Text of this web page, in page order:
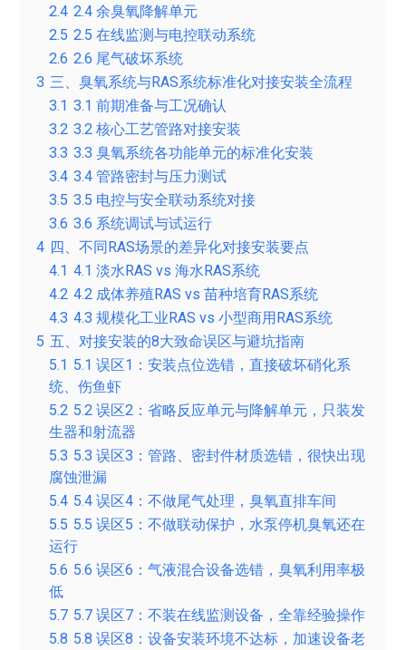
2.4 2.4 余臭氧降解单元
2.5 2.5 在线监测与电控联动系统
2.6 2.6 尾气破坏系统
3 三、臭氧系统与RAS系统标准化对接安装全流程
3.1 3.1 前期准备与工况确认
3.2 3.2 核心工艺管路对接安装
3.3 3.3 臭氧系统各功能单元的标准化安装
3.4 3.4 管路密封与压力测试
3.5 3.5 电控与安全联动系统对接
3.6 3.6 系统调试与试运行
4 四、不同RAS场景的差异化对接安装要点
4.1 4.1 淡水RAS vs 海水RAS系统
4.2 4.2 成体养殖RAS vs 苗种培育RAS系统
4.3 4.3 规模化工业RAS vs 小型商用RAS系统
5 五、对接安装的8大致命误区与避坑指南
5.1 5.1 误区1：安装点位选错，直接破坏硝化系
统、伤鱼虾
5.2 5.2 误区2：省略反应单元与降解单元，只装发
生器和射流器
5.3 5.3 误区3：管路、密封件材质选错，很快出现
腐蚀泄漏
5.4 5.4 误区4：不做尾气处理，臭氧直排车间
5.5 5.5 误区5：不做联动保护，水泵停机臭氧还在
运行
5.6 5.6 误区6：气液混合设备选错，臭氧利用率极
低
5.7 5.7 误区7：不装在线监测设备，全靠经验操作
5.8 5.8 误区8：设备安装环境不达标，加速设备老